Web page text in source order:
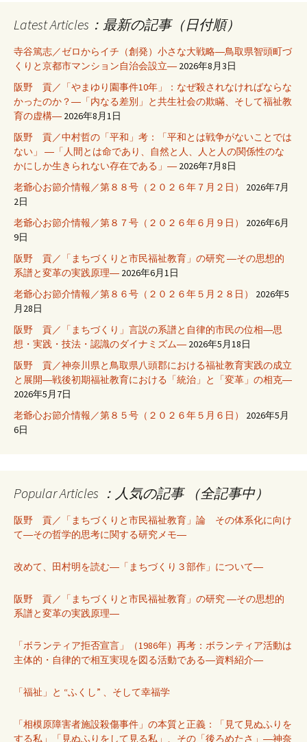
Latest Articles：最新の記事（日付順）
寺谷篤志／ゼロからイチ（創発）小さな大戦略―鳥取県智頭町づ
くりと京都市マンション自治会設立― 2026年8月3日
阪野 貢／「やまゆり園事件10年」：なぜ殺されなければならな
かったのか？―「内なる差別」と共生社会の欺瞞、そして福祉教
育の虚構― 2026年8月1日
阪野 貢／中村哲の「平和」考：「平和とは戦争がないことでは
ない」 ―「人間とは命であり、自然と人、人と人の関係性のな
かにしか生きられない存在である」― 2026年7月8日
老爺心お節介情報／第８８号（２０２６年７月２日）
2026年7月
2日
老爺心お節介情報／第８７号（２０２６年６月９日）
2026年6月
9日
阪野 貢／「まちづくりと市民福祉教育」の研究 ―その思想的
系譜と変革の実践原理― 2026年6月1日
老爺心お節介情報／第８６号（２０２６年５月２８日）
2026年5
月28日
阪野 貢／「まちづくり」言説の系譜と自律的市民の位相―思
想・実践・技法・認識のダイナミズム― 2026年5月18日
阪野 貢／神奈川県と鳥取県八頭郡における福祉教育実践の成立
と展開―戦後初期福祉教育における「統治」と「変革」の相克―
2026年5月7日
老爺心お節介情報／第８５号（２０２６年５月６日）
2026年5月
6日
Popular Articles ：人気の記事 （全記事中）
阪野 貢／「まちづくりと市民福祉教育」論 その体系化に向け
て―その哲学的思考に関する研究メモ―
改めて、田村明を読む―「まちづくり３部作」について―
阪野 貢／「まちづくりと市民福祉教育」の研究 ―その思想的
系譜と変革の実践原理―
「ボランティア拒否宣言」（1986年）再考：ボランティア活動は
主体的・自律的で相互実現を図る活動である―資料紹介―
「福祉」と “ふくし” 、そして幸福学
「相模原障害者施設殺傷事件」の本質と正義：「見て見ぬふりを
する私」「見ぬふりをして見る私」、その「後ろめたさ」―神奈